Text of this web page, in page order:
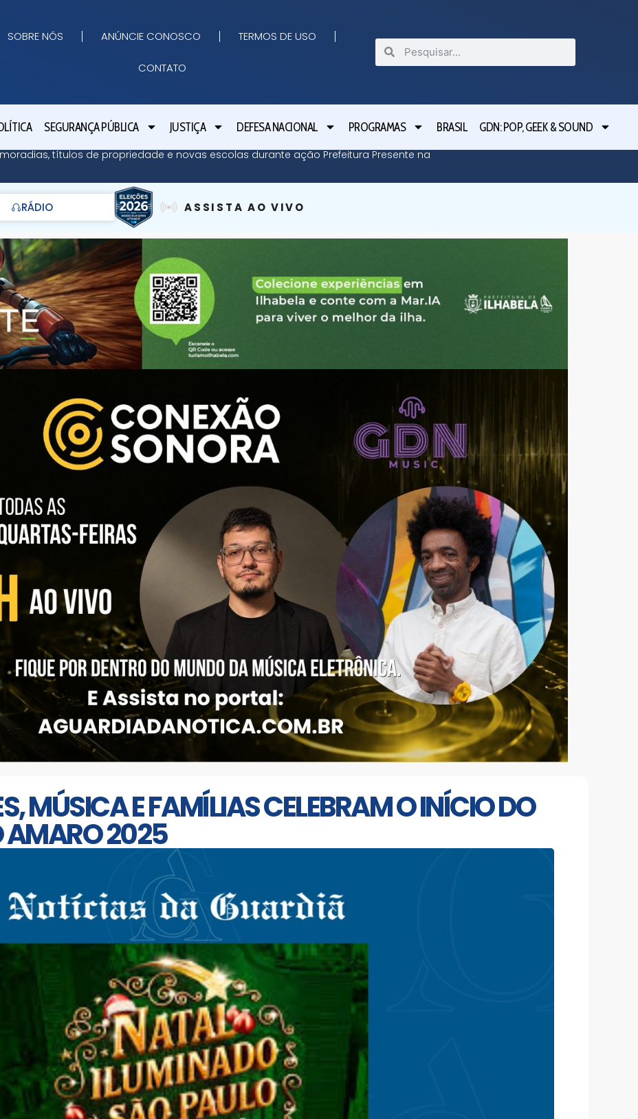
SOBRE NÓS ANÚNCIE CONOSCO TERMOS DE USO
CONTATO
SEGURANÇA PÚBLICA JUSTIÇA DEFESA NACIONAL PROGRAMAS BRASIL GDN: POP, GEEK & SOUND
títulos de propriedade e novas escolas durante ação Prefeitura Presente na
RÁDIO ASSISTA AO VIVO
MÚSICA E FAMÍLIAS CELEBRAM O INÍCIO DO
AMARO 2025